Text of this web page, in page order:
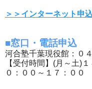
＞＞インターネット申
■窓口・電話申込
河合塾千葉現役館：０
【受付時間】(月～土)
０：００～１７：００